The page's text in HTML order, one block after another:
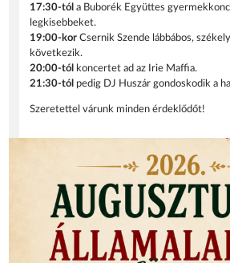
17:30-tól a Buborék Együttes
legkisebbeket.
19:00-korCsernik Szende lábbábos,
következik.
20:00-tól
koncertet ad az Irie Maffia.
21:30-tól pedig DJ Huszár gondoskodik a
Szeretettel várunk minden érdeklődőt!